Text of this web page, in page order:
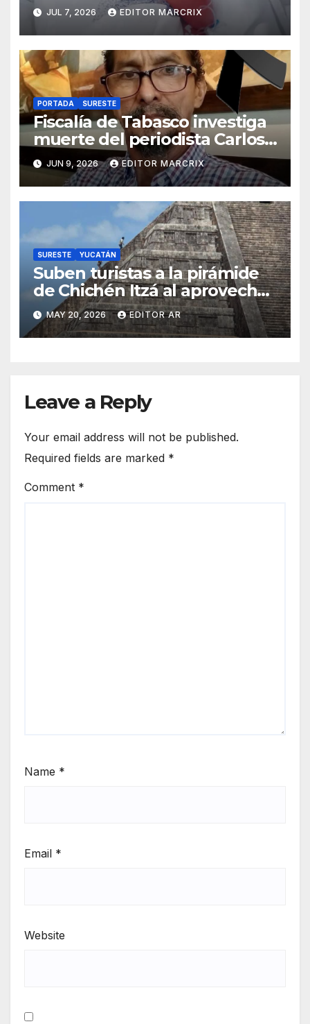
pierde un testículo en
secundaria de Campeche
JUL 7, 2026 EDITOR MARCRIX
PORTADA SURESTE
Fiscalía de Tabasco investiga
muerte del periodista Carlos
León Palacio
JUN 9, 2026 EDITOR MARCRIX
SURESTE YUCATÁN
Suben turistas a la pirámide
de Chichén Itzá al aprovechar
falta de vigilancia tras
protestas
MAY 20, 2026 EDITOR AR
Leave a Reply
Your email address will not be published.
Required fields are marked *
Comment *
Name *
Email *
Website